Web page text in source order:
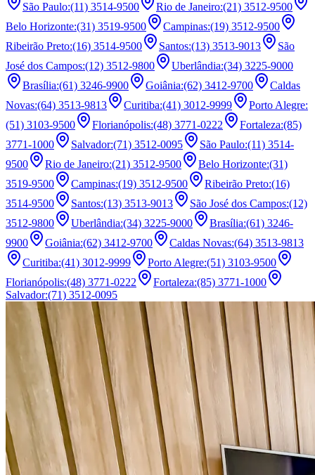
São Paulo:(11) 3514-9500 Rio de Janeiro:(21) 3512-9500
Belo Horizonte:(31) 3519-9500 Campinas:(19) 3512-9500
Ribeirão Preto:(16) 3514-9500 Santos:(13) 3513-9013
São
José dos Campos:(12) 3512-9800 Uberlândia:(34) 3225-9000
Brasília:(61) 3246-9900 Goiânia:(62) 3412-9700
Caldas
Novas:(64) 3513-9813 Curitiba:(41) 3012-9999 Porto Alegre:
(51) 3103-9500
Florianópolis:(48) 3771-0222 Fortaleza:(85)
3771-1000
Salvador:(71) 3512-0095 São Paulo:(11) 3514-
9500
Rio de Janeiro:(21) 3512-9500 Belo Horizonte:(31)
3519-9500
Campinas:(19) 3512-9500 Ribeirão Preto:(16)
3514-9500
Santos:(13) 3513-9013 São José dos Campos:(12)
3512-9800
Uberlândia:(34) 3225-9000 Brasília:(61) 3246-
9900
Goiânia:(62) 3412-9700 Caldas Novas:(64) 3513-9813
Curitiba:(41) 3012-9999 Porto Alegre:(51) 3103-9500
Florianópolis:(48) 3771-0222 Fortaleza:(85) 3771-1000
Salvador:(71) 3512-0095